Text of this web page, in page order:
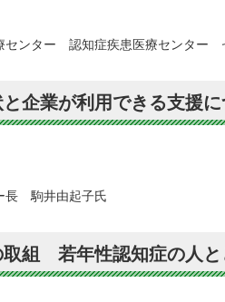
センター 認知症疾患医療センタ
企業が利用できる支援
長 駒井由起子氏
取組 若年性認知症の人と